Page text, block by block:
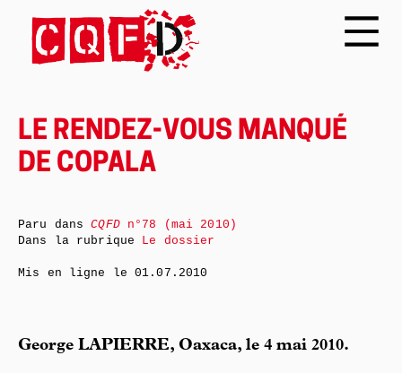
LE RENDEZ-VOUS MANQUÉ
DE COPALA
George LAPIERRE, Oaxaca, le 4 mai 2010.
Paru dansCQFDn°78 (mai 2010)
Dans la rubrique Le dossier
Mis en ligne le01.07.2010